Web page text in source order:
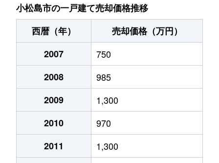
日開野町
2,300万円 南小松島
徒歩10分
日開野町
130万円 南小松島
徒歩10分
日開野町
南小松島町
1,100万円
横須町
800万円
小松島市の一戸建て売却価格推移
西暦（年）
売却価格（万円）
2007
750
2008
985
2009
1,300
2010
970
2011
1,300